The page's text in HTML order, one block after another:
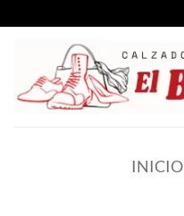
al
INICIO